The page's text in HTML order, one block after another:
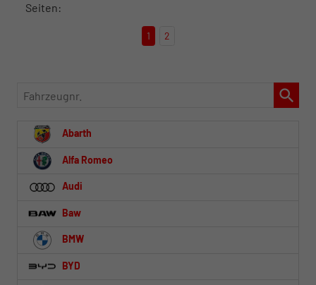
Seiten:
1 2
Fahrzeugnr.
Abarth
Alfa Romeo
Audi
Baw
BMW
BYD